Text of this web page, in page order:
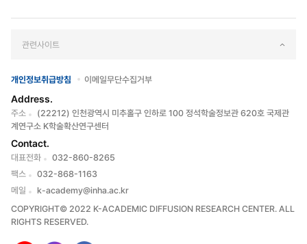
개인정보취급방침 이메일무단수집거부
Address.
주소
(22212) 인천광역시 미추홀구 인하로 100 정석학술정보관 620호 국제관
계연구소 K학술확산연구센터
Contact.
대표전화
032-860-8265
팩스
032-868-1163
메일
k-academy@inha.ac.kr
COPYRIGHT© 2022 K-ACADEMIC DIFFUSION RESEARCH CENTER. ALL
RIGHTS RESERVED.
관련사이트